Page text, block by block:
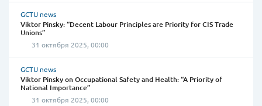
GCTU news
Viktor Pinsky: “Decent Labour Principles are Priority for CIS Trade
Unions”
31 октября 2025, 00:00
GCTU news
Viktor Pinsky on Occupational Safety and Health: “A Priority of
National Importance”
31 октября 2025, 00:00